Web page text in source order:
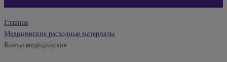
Главная
Медицинские расходные материалы
Бинты медицинские